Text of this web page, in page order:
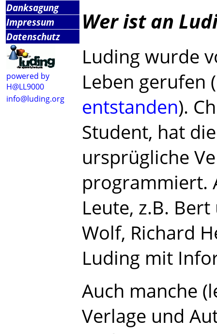
Danksagung
Impressum
Datenschutz
powered by
H@LL9000
info@luding.org
Wer ist an
Luding wurde
Leben gerufen
entstanden).
Student, hat
ursprügliche
programmiert.
Leute, z.B.
Wolf, Richard
Luding mit
Auch manche
Verlage und